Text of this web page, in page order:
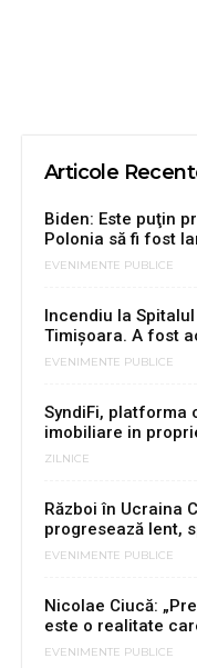
Articole
Biden: Este puţin
Polonia să fi fost
EVENIMENTE PUBLICE
Incendiu la
Timișoara. A fost
EVENIMENTE PUBLICE
SyndiFi, platforma
imobiliare in
ZILNICE
Război în Ucraina
progresează lent,
EVENIMENTE PUBLICE
Nicolae Ciucă:
este o realitate
EVENIMENTE PUBLICE